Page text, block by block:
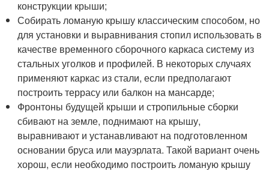
конструкции крыши;
Собирать ломаную крышу классическим способом, но
для установки и выравнивания стопил использовать в
качестве временного сборочного каркаса систему из
стальных уголков и профилей. В некоторых случаях
применяют каркас из стали, если предполагают
построить террасу или балкон на мансарде;
Фронтоны будущей крыши и стропильные сборки
сбивают на земле, поднимают на крышу,
выравнивают и устанавливают на подготовленном
основании бруса или мауэрлата. Такой вариант очень
хорош, если необходимо построить ломаную крышу